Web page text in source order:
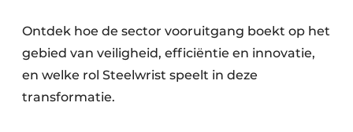
Ontdek hoe de sector vooruitgang boekt op het
gebied van veiligheid, efficiëntie en innovatie,
en welke rol Steelwrist speelt in deze
transformatie.